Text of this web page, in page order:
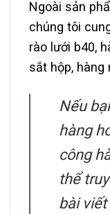
Ngoài sản
chúng tôi
rào lưới b40,
sắt hộp, hàng
Nếu
hàng
công
thể
bài viết